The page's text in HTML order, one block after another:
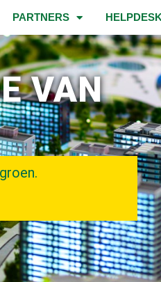
PARTNERS HELPDESK
VAN